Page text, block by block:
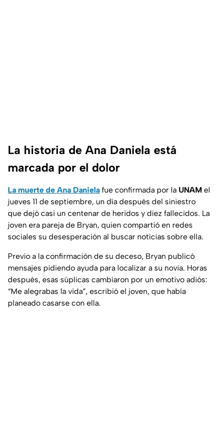
La historia de Ana Daniela está
marcada por el dolor
La muerte de Ana Daniela fue confirmada por la UNAM el
jueves 11 de septiembre, un día después del siniestro
que dejó casi un centenar de heridos y diez fallecidos. La
joven era pareja de Bryan, quien compartió en redes
sociales su desesperación al buscar noticias sobre ella.
Previo a la confirmación de su deceso, Bryan publicó
mensajes pidiendo ayuda para localizar a su novia. Horas
después, esas súplicas cambiaron por un emotivo adiós:
“Me alegrabas la vida”, escribió el joven, que había
planeado casarse con ella.